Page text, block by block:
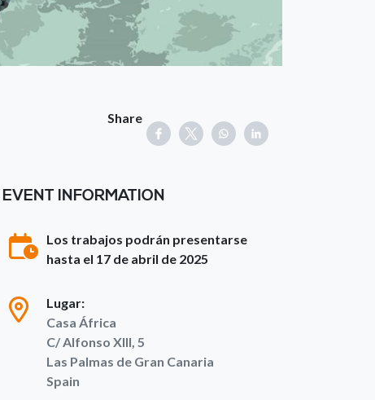
Share
EVENT INFORMATION
Los trabajos podrán presentarse
hasta el 17 de abril de 2025
Lugar:
Casa África
C/ Alfonso XIII, 5
Las Palmas de Gran Canaria
Spain